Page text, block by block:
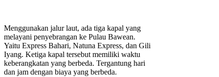
Menggunakan jalur laut, ada tiga kapal yang
melayani penyebrangan ke Pulau Bawean.
Yaitu Express Bahari, Natuna Express, dan Gili
Iyang. Ketiga kapal tersebut memiliki waktu
keberangkatan yang berbeda. Tergantung hari
dan jam dengan biaya yang berbeda.